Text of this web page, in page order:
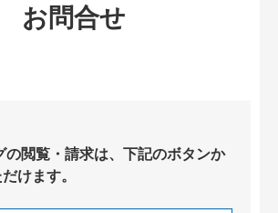
お問合せ
閲覧・請求は、下記のボタンか
けます。